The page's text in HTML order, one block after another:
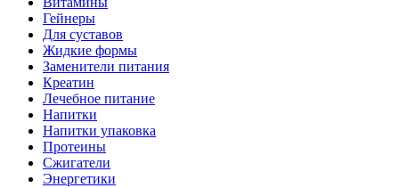
Гейнеры
Для суставов
Жидкие формы
Заменители питания
Креатин
Лечебное питание
Напитки
Напитки упаковка
Протеины
Сжигатели
Энергетики